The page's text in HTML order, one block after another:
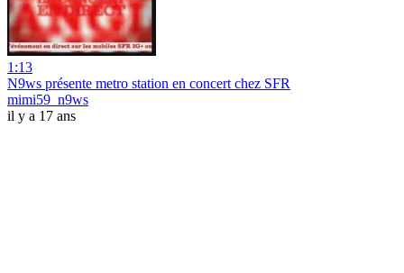
1:13
N9ws présente metro station en concert chez SFR
mimi59_n9ws
il y a 17 ans